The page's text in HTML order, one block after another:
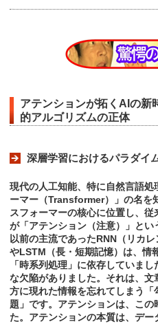
アテンションが拓くAIの新
的アルゴリズムの正体
深層学習におけるパラダイ
現代の人工知能、特に自然言語
ーマー（Transformer）」の名を
スフォーマーの核心に位置し、
が「アテンション（注意）」と
以前の主流であったRNN（リカ
やLSTM（長・短期記憶）は、情
「時系列処理」に依存していま
な欠陥がありました。それは、
方に現れた情報を忘れてしまう
題」です。アテンションは、こ
た。アテンションの本質は、デ